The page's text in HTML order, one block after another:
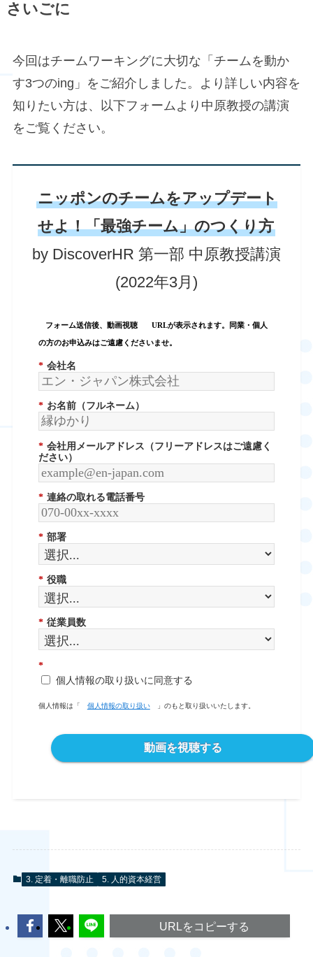
さいごに
今回はチームワーキングに大切な「チームを動か
す3つのing」をご紹介しました。より詳しい内容を
知りたい方は、以下フォームより中原教授の講演
をご覧ください。
ニッポンのチームをアップデート
せよ！「最強チーム」のつくり方
by DiscoverHR 第一部 中原教授講演
(2022年3月)
フォーム送信後、動画視聴 URLが表示されます。同業・個人
の方のお申込みはご遠慮くださいませ。
* 会社名
* お名前（フルネーム）
* 会社用メールアドレス（フリーアドレスはご遠慮く
ださい）
* 連絡の取れる電話番号
* 部署
* 役職
* 従業員数
*
個人情報の取り扱いに同意する
個人情報は「 個人情報の取り扱い 」のもと取り扱いいたします。
動画を視聴する
3. 定着・離職防止 5. 人的資本経営
URLをコピーする